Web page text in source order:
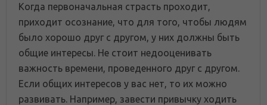
Когда первоначальная страсть проходит,
приходит осознание, что для того, чтобы людям
было хорошо друг с другом, у них должны быть
общие интересы. Не стоит недооценивать
важность времени, проведенного друг с другом.
Если общих интересов у вас нет, то их можно
развивать. Например, завести привычку ходить